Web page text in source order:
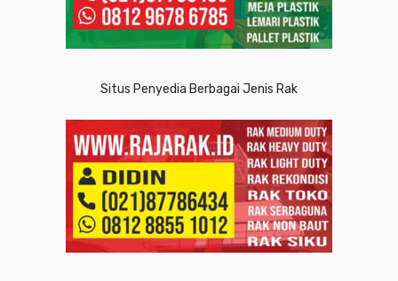
Situs Penyedia Berbagai Jenis Rak